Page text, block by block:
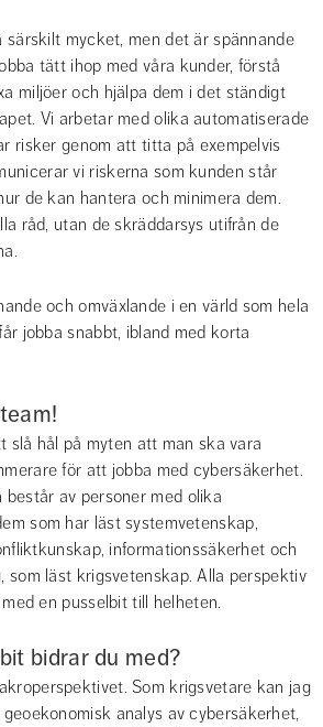
särskilt mycket, men det är spännande
tätt ihop med våra kunder, förstå
miljöer och hjälpa dem i det ständigt
Vi arbetar med olika automatiserade
risker genom att titta på exempelvis
vi riskerna som kunden står
de kan hantera och minimera dem.
råd, utan de skräddarsys utifrån de
och omväxlande i en värld som hela
jobba snabbt, ibland med korta
slå hål på myten att man ska vara
för att jobba med cybersäkerhet.
av personer med olika
som har läst systemvetenskap,
informationssäkerhet och
som läst krigsvetenskap. Alla perspektiv
en pusselbit till helheten.
bidrar du med?
Som krigsvetare kan jag
analys av cybersäkerhet,